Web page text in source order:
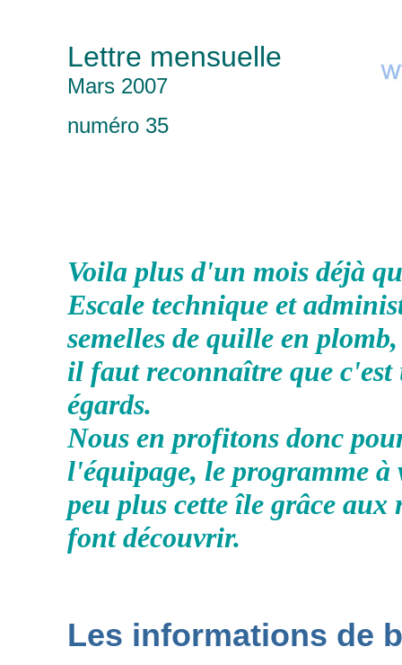
Lettre mensuelle
Mars 2007
numéro 35
Voila plus d'un mois déjà
Escale technique et
semelles de quille en
il faut reconnaître que c'est
égards.
Nous en profitons donc
l'équipage, le programme
peu plus cette île grâce
font découvrir.
Les informations de